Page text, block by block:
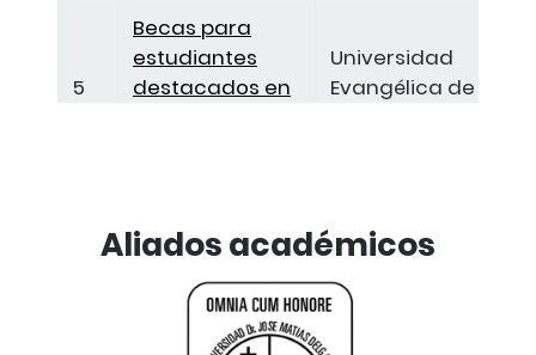
5
Becas para
estudiantes
destacados en
Universidad
Evangélica de El
estudiantes
con alto
rendimiento
académico
Universidad
Evangélica de El
Salvador
Aliados académicos